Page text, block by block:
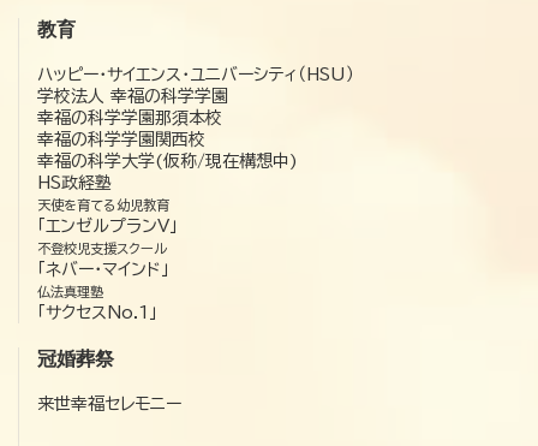
教育
ハッピー・サイエンス・ユニバーシティ（HSU）
学校法人 幸福の科学学園
幸福の科学学園那須本校
幸福の科学学園関西校
幸福の科学大学(仮称/現在構想中)
HS政経塾
天使を育てる幼児教育
「エンゼルプランV」
不登校児支援スクール
「ネバー・マインド」
仏法真理塾
「サクセスNo.1」
冠婚葬祭
来世幸福セレモニー